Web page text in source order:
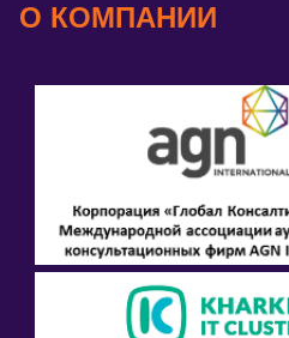
О КОМПАНИИ